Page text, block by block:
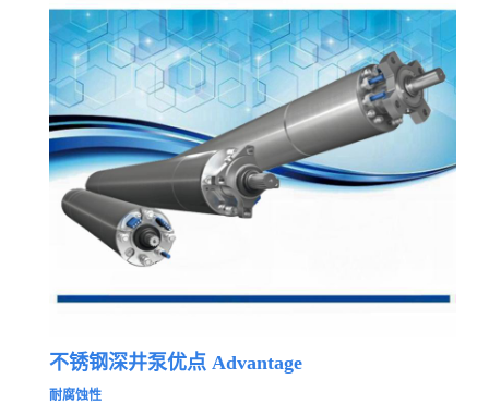
不锈钢深井泵优点 Advantage
耐腐蚀性